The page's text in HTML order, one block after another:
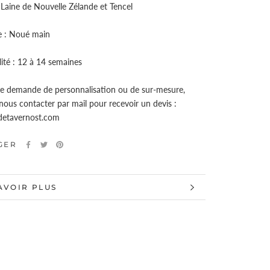
de Nouvelle Zélande et Tencel
: Noué main
: 12 à 14 semaines
demande de personnalisation ou de sur-mesure,
contacter par mail pour recevoir un devis :
PLUS
IMAGES